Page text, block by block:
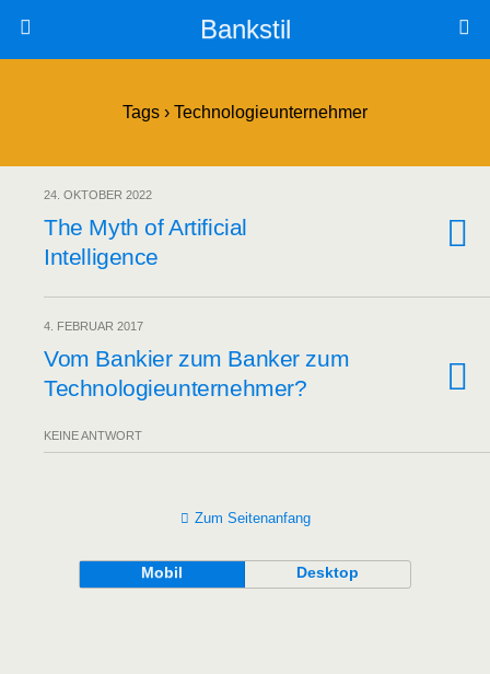
Bankstil
Tags › Technologieunternehmer
24. OKTOBER 2022
The Myth of Arti­fi­ci­al
Intelligence
4. FEBRUAR 2017
Vom Ban­kier zum Ban­ker zum
Technologieunternehmer?
KEINE ANTWORT
Zum Seitenanfang
Mobil Desktop